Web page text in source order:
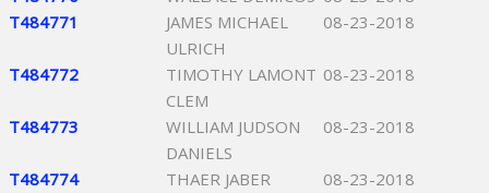
T484771
JAMES MICHAEL
ULRICH
08-23-2018
T484772
TIMOTHY LAMONT
CLEM
08-23-2018
T484773
WILLIAM JUDSON
DANIELS
08-23-2018
T484774
THAER JABER
08-23-2018